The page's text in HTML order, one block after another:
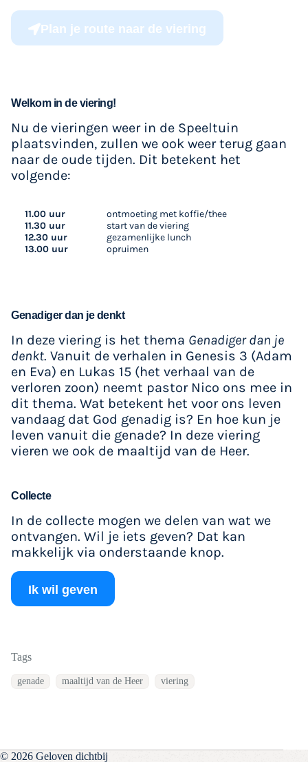
Plan je route naar de viering
Welkom in de viering!
Nu de vieringen weer in de Speeltuin
plaatsvinden, zullen we ook weer terug gaan
naar de oude tijden. Dit betekent het
volgende:
11.00 uur
11.30 uur
12.30 uur
13.00 uur
ontmoeting met koffie/thee
start van de viering
gezamenlijke lunch
opruimen
Genadiger dan je denkt
In deze viering is het thema Genadiger dan je
denkt. Vanuit de verhalen in Genesis 3 (Adam
en Eva) en Lukas 15 (het verhaal van de
verloren zoon) neemt pastor Nico ons mee in
dit thema. Wat betekent het voor ons leven
vandaag dat God genadig is? En hoe kun je
leven vanuit die genade? In deze viering
vieren we ook de maaltijd van de Heer.
Collecte
In de collecte mogen we delen van wat we
ontvangen. Wil je iets geven? Dat kan
makkelijk via onderstaande knop.
Ik wil geven
Tags
genade maaltijd van de Heer viering
© 2026 Geloven dichtbij